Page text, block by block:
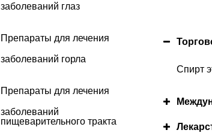
Спирт
заболеваний глаз
Препараты для лечения
заболеваний горла
Препараты для лечения
заболеваний
пищеварительного тракта